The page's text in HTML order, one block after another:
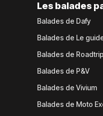
Les balades
Balades de Dafy
Balades de Le
Balades de
Balades de P&V
Balades de Vivium
Balades de Moto